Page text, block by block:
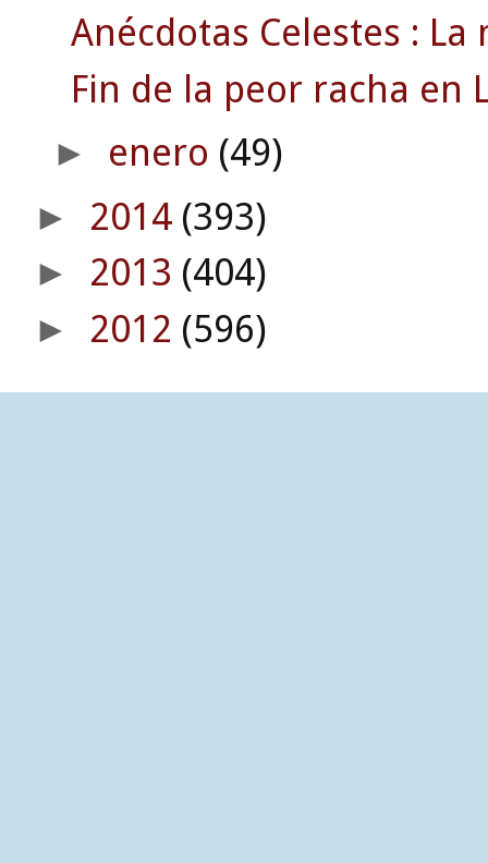
Anécdotas Celestes :
Fin de la peor racha en
► enero (49)
► 2014 (393)
► 2013 (404)
► 2012 (596)